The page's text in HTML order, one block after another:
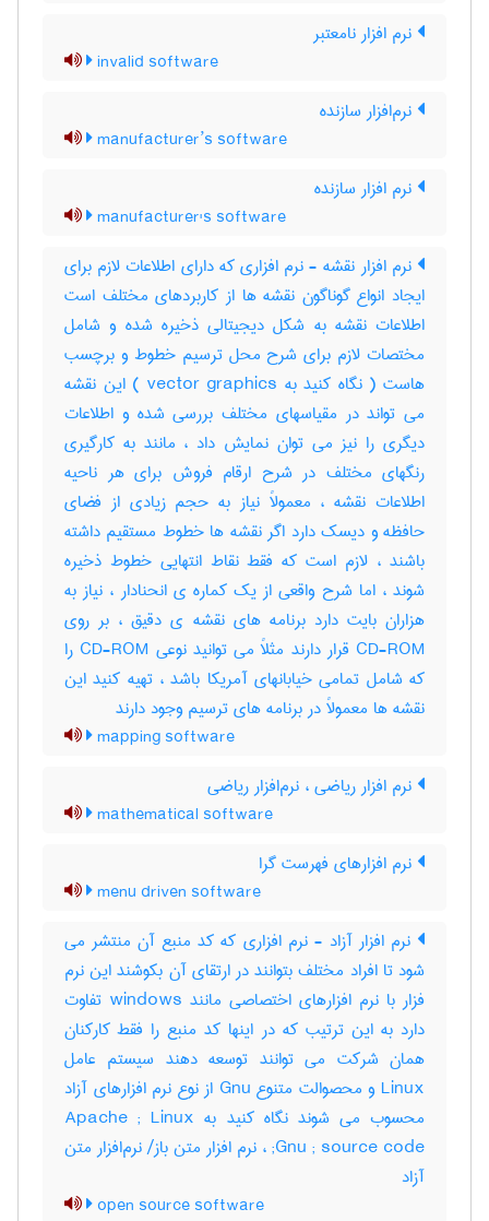
نرم ‌افزار نامعتبر
invalid software
نرم‌افزار سازنده
manufacturer’s software
نرم افزار سازنده
manufacturer's software
نرم افزار نقشه - نرم افزاری که دارای اطلاعات لازم برای
ایجاد انواع گوناگون نقشه ها از کاربردهای مختلف است
اطلاعات نقشه به شکل دیجیتالی ذخیره شده و شامل
مختصات لازم برای شرح محل ترسیم خطوط و برچسب
هاست ( نگاه کنید به vector graphics ) این نقشه
می تواند در مقیاسهای مختلف بررسی شده و اطلاعات
دیگری را نیز می توان نمایش داد ، مانند به کارگیری
رنگهای مختلف در شرح ارقام فروش برای هر ناحیه
اطلاعات نقشه ، معمولاً نیاز به حجم زیادی از فضای
حافظه و دیسک دارد اگر نقشه ها خطوط مستقیم داشته
باشند ، لازم است که فقط نقاط انتهایی خطوط ذخیره
شوند ، اما شرح واقعی از یک کماره ی انحنادار ، نیاز به
هزاران بایت دارد برنامه های نقشه ی دقیق ، بر روی
CD-ROM قرار دارند مثلاً می توانید نوعی CD-ROM را
که شامل تمامی خیابانهای آمریکا باشد ، تهیه کنید این
نقشه ها معمولاً در برنامه های ترسیم وجود دارند
mapping software
نرم افزار ریاضی ، نرم‌افزار ریاضی
mathematical software
نرم افزارهای فهرست گرا
menu driven software
نرم افزار آزاد - نرم افزاری که کد منبع آن منتشر می
شود تا افراد مختلف بتوانند در ارتقای آن بکوشند این نرم
فزار با نرم افزارهای اختصاصی مانند windows تفاوت
دارد به این ترتیب که در اینها کد منبع را فقط کارکنان
همان شرکت می توانند توسعه دهند سیستم عامل
Linux و محصوالت متنوع Gnu از نوع نرم افزارهای آزاد
محسوب می شوند نگاه کنید به Apache ; Linux
;Gnu ; source code ، نرم افزار متن باز/ نرم‌افزار متن
آزاد
open source software